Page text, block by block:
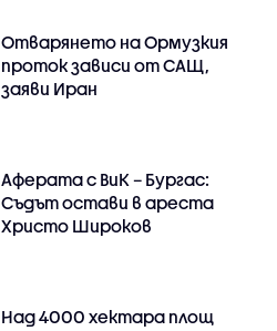
Отварянето на Ормузкия
проток зависи от САЩ,
заяви Иран
Аферата с ВиК – Бургас:
Съдът остави в ареста
Христо Широков
Над 4000 хектара площ